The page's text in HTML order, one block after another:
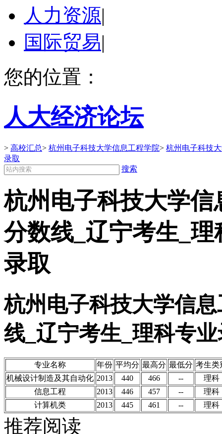
人力资源|
国际贸易|
您的位置：
人大经济论坛
> 高校汇总> 杭州电子科技大学信息工程学院> 杭州电子科技
录取
搜索
杭州电子科技大学信
分数线_辽宁考生_
录取
杭州电子科技大学信
线_辽宁考生_理科专
专业名称 年份 平均分 最高分 最低分 考生类
机械设计制造及其自动化 2013 440 466 --
理科
信息工程
2013 446 457 --
理科
计算机类
2013 445 461 -- 理科
推荐阅读